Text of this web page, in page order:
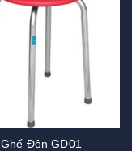
Ghế Đôn GD01